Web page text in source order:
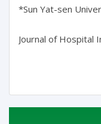
*Sun Yat-sen
Journal of Hospital